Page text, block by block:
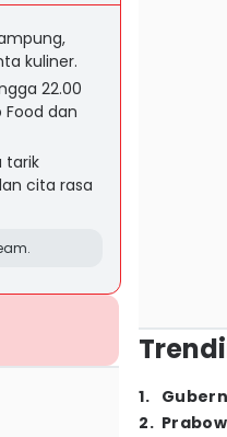
kuliner.
22.00
Food dan
tarik
cita rasa
1.
2.